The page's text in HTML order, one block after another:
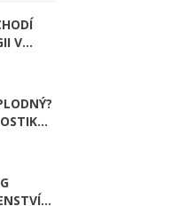
V